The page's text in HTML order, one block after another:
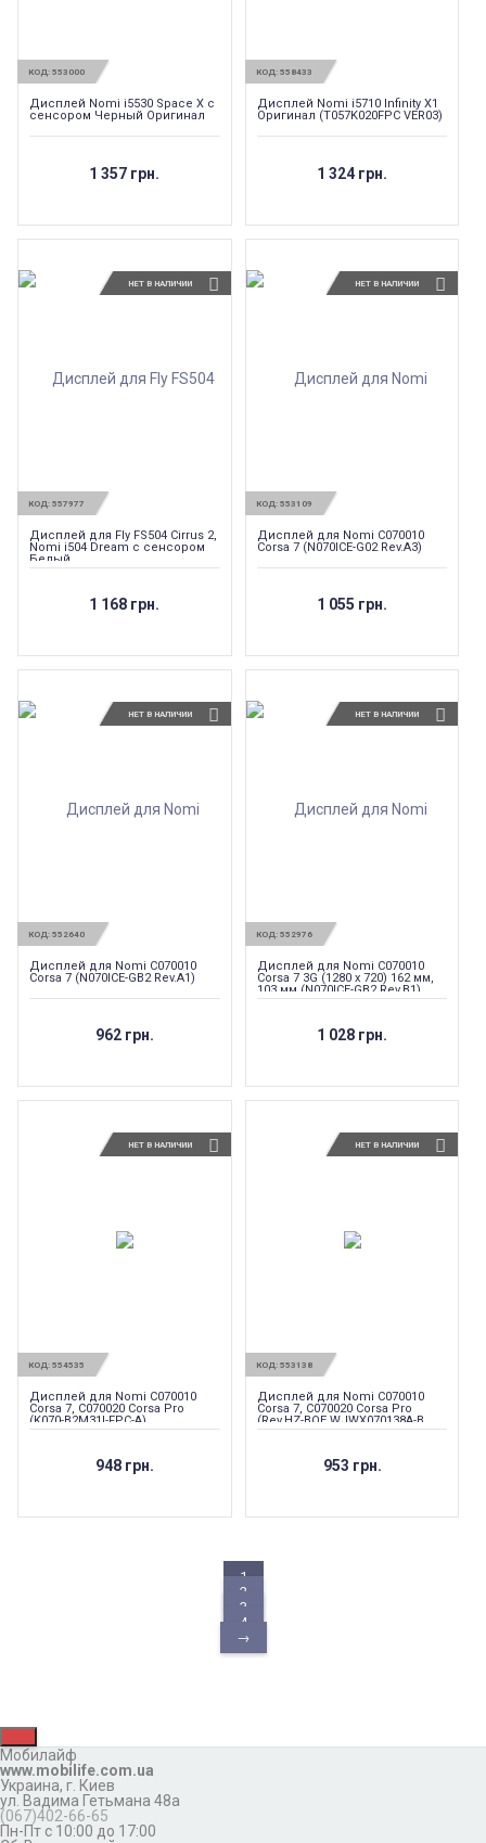
КОД: 553000
Дисплей Nomi i5530 Space X с
сенсором Черный Оригинал
1 357 грн.
КОД: 558433
Дисплей Nomi i5710 Infinity X1
Оригинал (T057K020FPC VER03)
1 324 грн.
НЕТ В НАЛИЧИИ
КОД: 557977
Дисплей для Fly FS504 Cirrus 2,
Nomi i504 Dream с сенсором
Белый
1 168 грн.
НЕТ В НАЛИЧИИ
КОД: 553109
Дисплей для Nomi C070010
Corsa 7 (N070ICE-G02 Rev.A3)
1 055 грн.
НЕТ В НАЛИЧИИ
КОД: 552640
Дисплей для Nomi C070010
Corsa 7 (N070ICE-GB2 Rev.A1)
962 грн.
НЕТ В НАЛИЧИИ
КОД: 552976
Дисплей для Nomi C070010
Corsa 7 3G (1280 х 720) 162 мм,
103 мм (N070ICE-GB2 Rev.B1)
1 028 грн.
НЕТ В НАЛИЧИИ
КОД: 554535
Дисплей для Nomi C070010
Corsa 7, C070020 Corsa Pro
(K070-B2M31I-FPC-A)
948 грн.
НЕТ В НАЛИЧИИ
КОД: 553138
Дисплей для Nomi C070010
Corsa 7, C070020 Corsa Pro
(Rev.HZ-BOE WJWX070138A-B
BLU.070138AV1) Оригинал
953 грн.
1
2
3
4
→
Мобилайф
www.mobilife.com.ua
Украина, г. Киев
ул. Вадима Гетьмана 48а
(067)402-66-65
Пн-Пт с 10:00 до 17:00